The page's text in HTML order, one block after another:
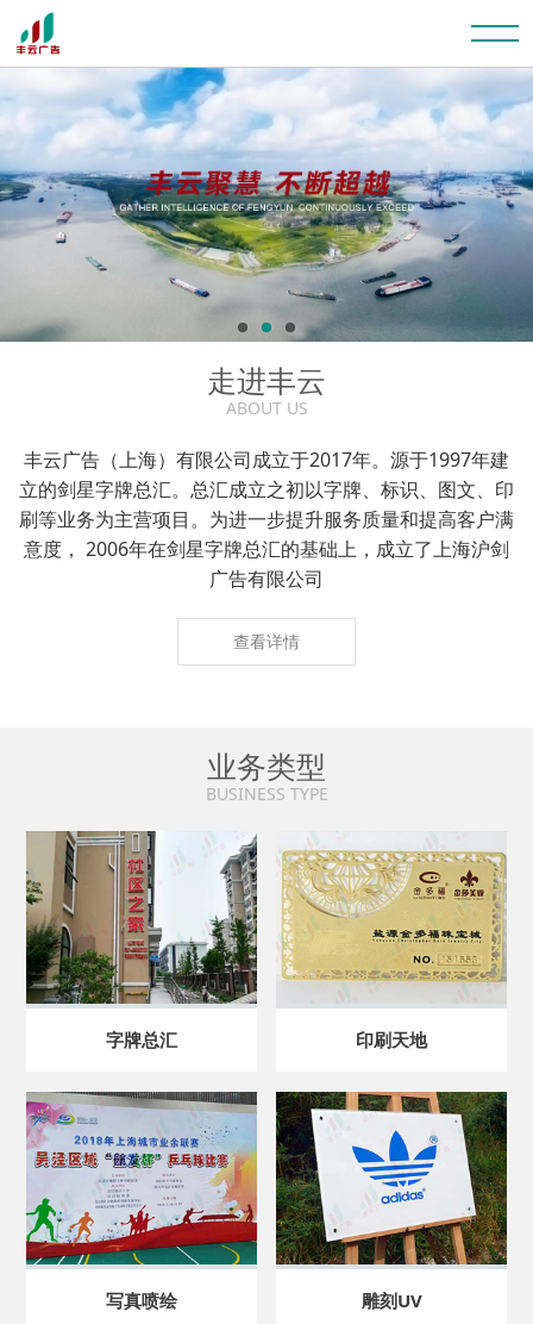
走进丰云
ABOUT US
丰云广告（上海）有限公司成立于2017年。源于1997年建
立的剑星字牌总汇。总汇成立之初以字牌、标识、图文、印
刷等业务为主营项目。为进一步提升服务质量和提高客户满
意度， 2006年在剑星字牌总汇的基础上，成立了上海沪剑
广告有限公司
查看详情
业务类型
BUSINESS TYPE
字牌总汇 印刷天地
写真喷绘 雕刻UV